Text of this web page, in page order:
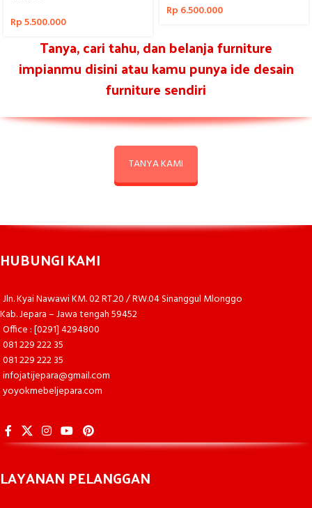
Rp5.500.000
Rp 6.500.000
Tanya, cari tahu, dan belanja furniture
impianmu disini atau kamu punya ide desain
furniture sendiri
TANYA KAMI
HUBUNGI KAMI
Jln. Kyai Nawawi KM. 02 RT.20 / RW.04 Sinanggul Mlonggo
Kab. Jepara – Jawa tengah 59452
Office : [0291] 4294800
081 229 222 35
081 229 222 35
infojatijepara@gmail.com
yoyokmebeljepara.com
LAYANAN PELANGGAN